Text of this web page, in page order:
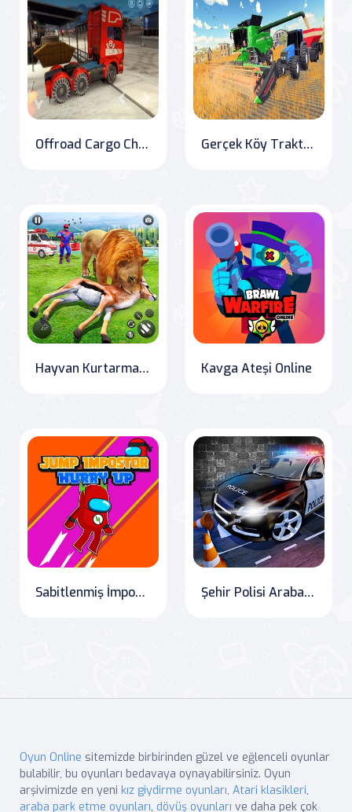
Offroad Cargo Challenge Gerçek Köy Traktör Tarım Simülatörü 2020
Hayvan Kurtarma Robot Kahramanı Kavga Ateşi Online
Sabitlenmiş İmpostor Yükselme Şehir Polisi Araba Parkı: Gerilim Dolu Gösteriler
Oyun Online sitemizde birbirinden güzel ve eğlenceli oyunlar
bulabilir, bu oyunları bedavaya oynayabilirsiniz. Oyun
arşivimizde en yeni kız giydirme oyunları, Atari klasikleri,
araba park etme oyunları, dövüş oyunları ve daha pek çok